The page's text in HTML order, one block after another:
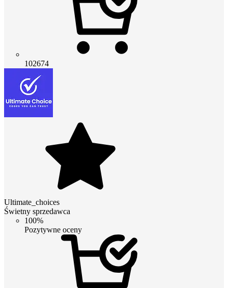
102674
Ultimate_choices
Świetny sprzedawca
100%
Pozytywne oceny